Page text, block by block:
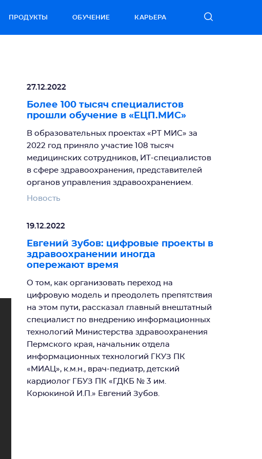
ПРОДУКТЫ ОБУЧЕНИЕ КАРЬЕРА
27.12.2022
Более 100 тысяч специалистов
прошли обучение в «ЕЦП.МИС»
В образовательных проектах «РТ МИС» за
2022 год приняло участие 108 тысяч
медицинских сотрудников, ИТ-специалистов
в сфере здравоохранения, представителей
органов управления здравоохранением.
Новость
19.12.2022
Евгений Зубов: цифровые проекты в
здравоохранении иногда
опережают время
О том, как организовать переход на
цифровую модель и преодолеть препятствия
на этом пути, рассказал главный внештатный
специалист по внедрению информационных
технологий Министерства здравоохранения
Пермского края, начальник отдела
информационных технологий ГКУЗ ПК
«МИАЦ», к.м.н., врач-педиатр, детский
кардиолог ГБУЗ ПК «ГДКБ № 3 им.
Корюкиной И.П.» Евгений Зубов.